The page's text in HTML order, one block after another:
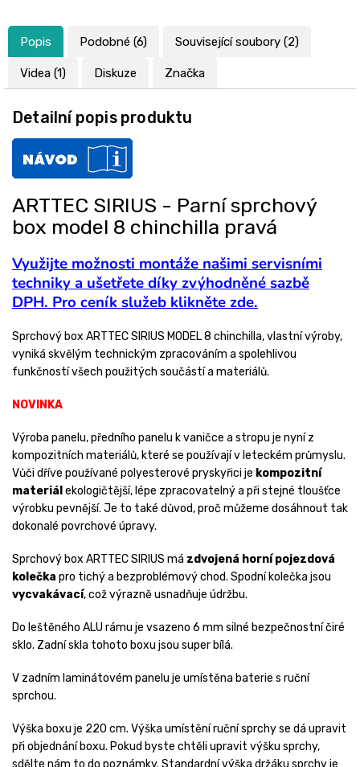
Popis Podobné (6) Související soubory (2)
Videa (1) Diskuze Značka
Detailní popis produktu
ARTTEC SIRIUS - Parní sprchový
box model 8 chinchilla pravá
Využijte možnosti montáže našimi servisními
techniky a ušetřete díky zvýhodněné sazbě
DPH. Pro ceník služeb klikněte zde.
Sprchový box ARTTEC SIRIUS MODEL 8 chinchilla, vlastní výroby,
vyniká skvělým technickým zpracováním a spolehlivou
funkčností všech použitých součástí a materiálů.
NOVINKA
Výroba panelu, předního panelu k vaničce a stropu je nyní z
kompozitních materiálů, které se používají v leteckém průmyslu.
Vůči dříve používané polyesterové pryskyřici je kompozitní
materiál ekologičtější, lépe zpracovatelný a při stejné tloušťce
výrobku pevnější. Je to také důvod, proč můžeme dosáhnout tak
dokonalé povrchové úpravy.
Sprchový box ARTTEC SIRIUS má zdvojená horní pojezdová
kolečka pro tichý a bezproblémový chod. Spodní kolečka jsou
vycvakávací, což výrazně usnadňuje údržbu.
Do leštěného ALU rámu je vsazeno 6 mm silné bezpečnostní čiré
sklo. Zadní skla tohoto boxu jsou super bílá.
V zadním laminátovém panelu je umístěna baterie s ruční
sprchou.
Výška boxu je 220 cm. Výška umístění ruční sprchy se dá upravit
při objednání boxu. Pokud byste chtěli upravit výšku sprchy,